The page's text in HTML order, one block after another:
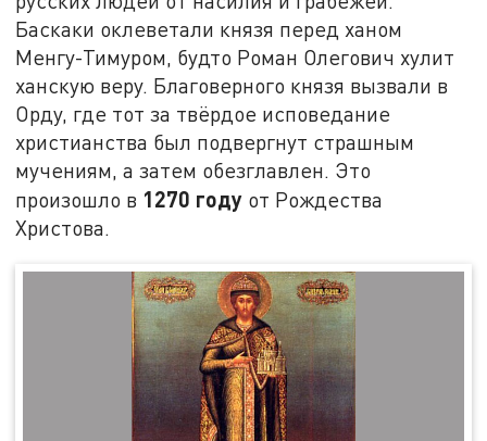
Баскаки оклеветали князя перед ханом
Менгу-Тимуром, будто Роман Олегович хулит
ханскую веру. Благоверного князя вызвали в
Орду, где тот за твёрдое исповедание
христианства был подвергнут страшным
мучениям, а затем обезглавлен. Это
произошло в 1270 году от Рождества
Христова.